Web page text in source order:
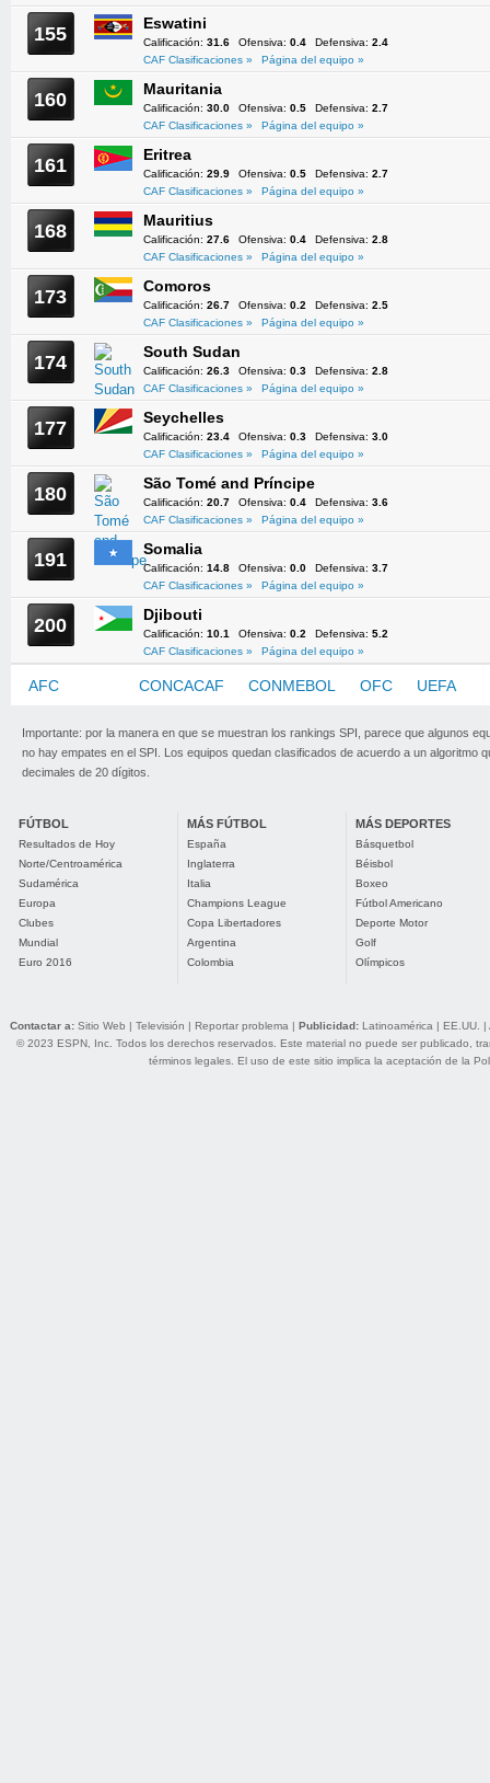
155 Eswatini
Calificación: 31.6 Ofensiva: 0.4 Defensiva: 2.4
CAF Clasificaciones »
Página del equipo »
160 Mauritania
Calificación: 30.0 Ofensiva: 0.5 Defensiva: 2.7
CAF Clasificaciones »
Página del equipo »
161 Eritrea
Calificación: 29.9 Ofensiva: 0.5 Defensiva: 2.7
CAF Clasificaciones »
Página del equipo »
168 Mauritius
Calificación: 27.6 Ofensiva: 0.4 Defensiva: 2.8
CAF Clasificaciones »
Página del equipo »
173 Comoros
Calificación: 26.7 Ofensiva: 0.2 Defensiva: 2.5
CAF Clasificaciones »
Página del equipo »
174 South Sudan
Calificación: 26.3 Ofensiva: 0.3 Defensiva: 2.8
CAF Clasificaciones »
Página del equipo »
177 Seychelles
Calificación: 23.4 Ofensiva: 0.3 Defensiva: 3.0
CAF Clasificaciones »
Página del equipo »
180 São Tomé and Príncipe
Calificación: 20.7 Ofensiva: 0.4 Defensiva: 3.6
CAF Clasificaciones »
Página del equipo »
191 Somalia
Calificación: 14.8 Ofensiva: 0.0 Defensiva: 3.7
CAF Clasificaciones »
Página del equipo »
200 Djibouti
Calificación: 10.1 Ofensiva: 0.2 Defensiva: 5.2
CAF Clasificaciones »
Página del equipo »
AFC CONCACAF CONMEBOL OFC UEFA
Importante: por la manera en que se muestran los rankings SPI, parece que algunos
no hay empates en el SPI. Los equipos quedan clasificados de acuerdo a un algoritmo
decimales de 20 dígitos.
FÚTBOL
Resultados de Hoy
Norte/Centroamérica
Sudamérica
Europa
Clubes
Mundial
Euro 2016
MÁS FÚTBOL
España
Inglaterra
Italia
Champions League
Copa Libertadores
Argentina
Colombia
MÁS DEPORTES
Básquetbol
Béisbol
Boxeo
Fútbol Americano
Deporte Motor
Golf
Olímpicos
Contactar a: Sitio Web | Televisión | Reportar problema | Publicidad: Latinoamérica | EE.UU. |
© 2023 ESPN, Inc. Todos los derechos reservados. Este material no puede ser publicado,
términos legales. El uso de este sitio implica la aceptación de la